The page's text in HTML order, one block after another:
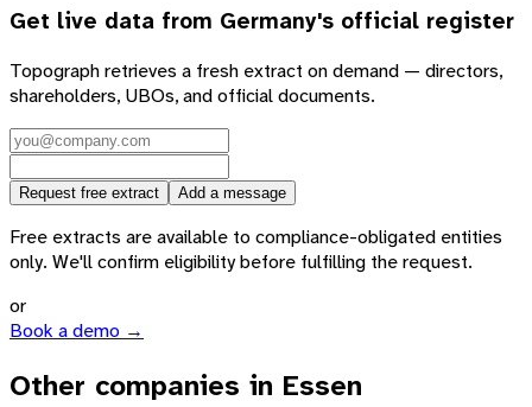
Get live data from Germany's official register
Topograph retrieves a fresh extract on demand — directors,
shareholders, UBOs, and official documents.
Request free extract Add a message
Free extracts are available to compliance-obligated entities
only. We'll confirm eligibility before fulfilling the request.
or
Book a demo →
Other companies in Essen